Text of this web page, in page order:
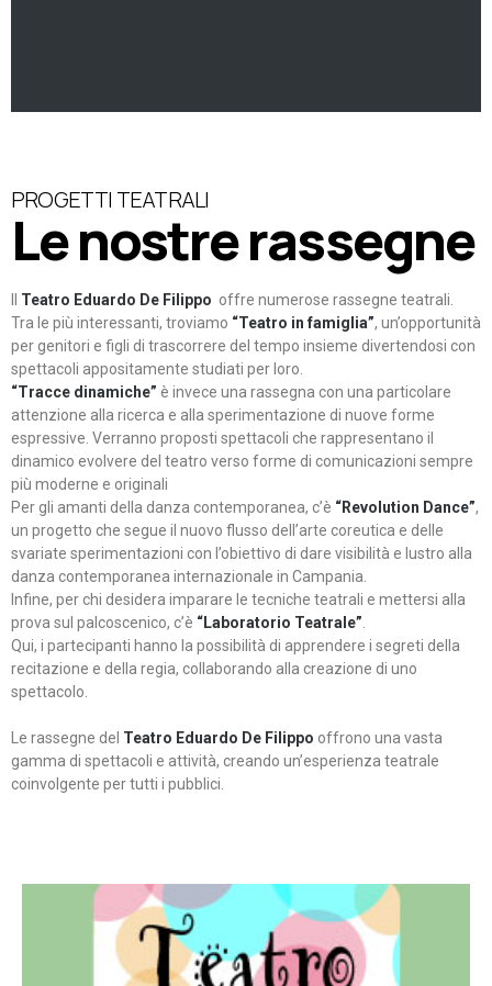
PROGETTI TEATRALI
Le nostre rassegne
Teatro Eduardo De Filippo offre numerose rassegne teatrali.
Tra le più interessanti, troviamo “Teatro in famiglia”, un’opportunità
per genitori e figli di trascorrere del tempo insieme divertendosi con
spettacoli appositamente studiati per loro.
“Tracce dinamiche” è invece una rassegna con una particolare
attenzione alla ricerca e alla sperimentazione di nuove forme
espressive. Verranno proposti spettacoli che rappresentano il
dinamico evolvere del teatro verso forme di comunicazioni sempre
più moderne e originali
Per gli amanti della danza contemporanea, c’è “Revolution Dance”,
un progetto che segue il nuovo flusso dell’arte coreutica e delle
svariate sperimentazioni con l’obiettivo di dare visibilità e lustro alla
danza contemporanea internazionale in Campania.
Infine, per chi desidera imparare le tecniche teatrali e mettersi alla
prova sul palcoscenico, c’è “Laboratorio Teatrale”
Qui, i partecipanti hanno la possibilità di apprendere i segreti della
recitazione e della regia, collaborando alla creazione di uno
spettacolo.
Le rassegne del Teatro Eduardo De Filippo offrono una vasta
gamma di spettacoli e attività, creando un’esperienza teatrale
coinvolgente per tutti i pubblici.
Continua